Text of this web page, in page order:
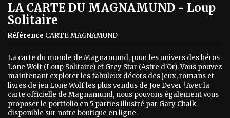
LA CARTE DU MAGNAMUND - Loup
Solitaire
Référence CARTE MAGNAMUND
La carte du monde de Magnamund, pour les univers des héros
Lone Wolf (Loup Solitaire) et Grey Star (Astre d'Or). Vous pouvez
maintenant explorer les fabuleux décors des jeux, romans et
livres de jeu Lone Wolf les plus vendus de Joe Dever ! Avec la
carte officielle de Magnamund, nous pouvons également vous
proposer le portfolio en 5 parties illustré par Gary Chalk
disponible sur notre boutique en ligne.